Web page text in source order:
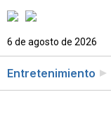
6 de agosto de 2026
Entretenimiento